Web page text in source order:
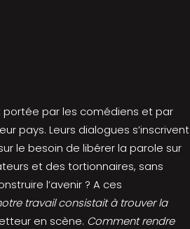
par les comédiens et par
pays. Leurs dialogues s’inscrivent
le besoin de libérer la parole sur
et des tortionnaires, sans
l’avenir ? A ces
travail consistait à trouver la
en scène. Comment rendre